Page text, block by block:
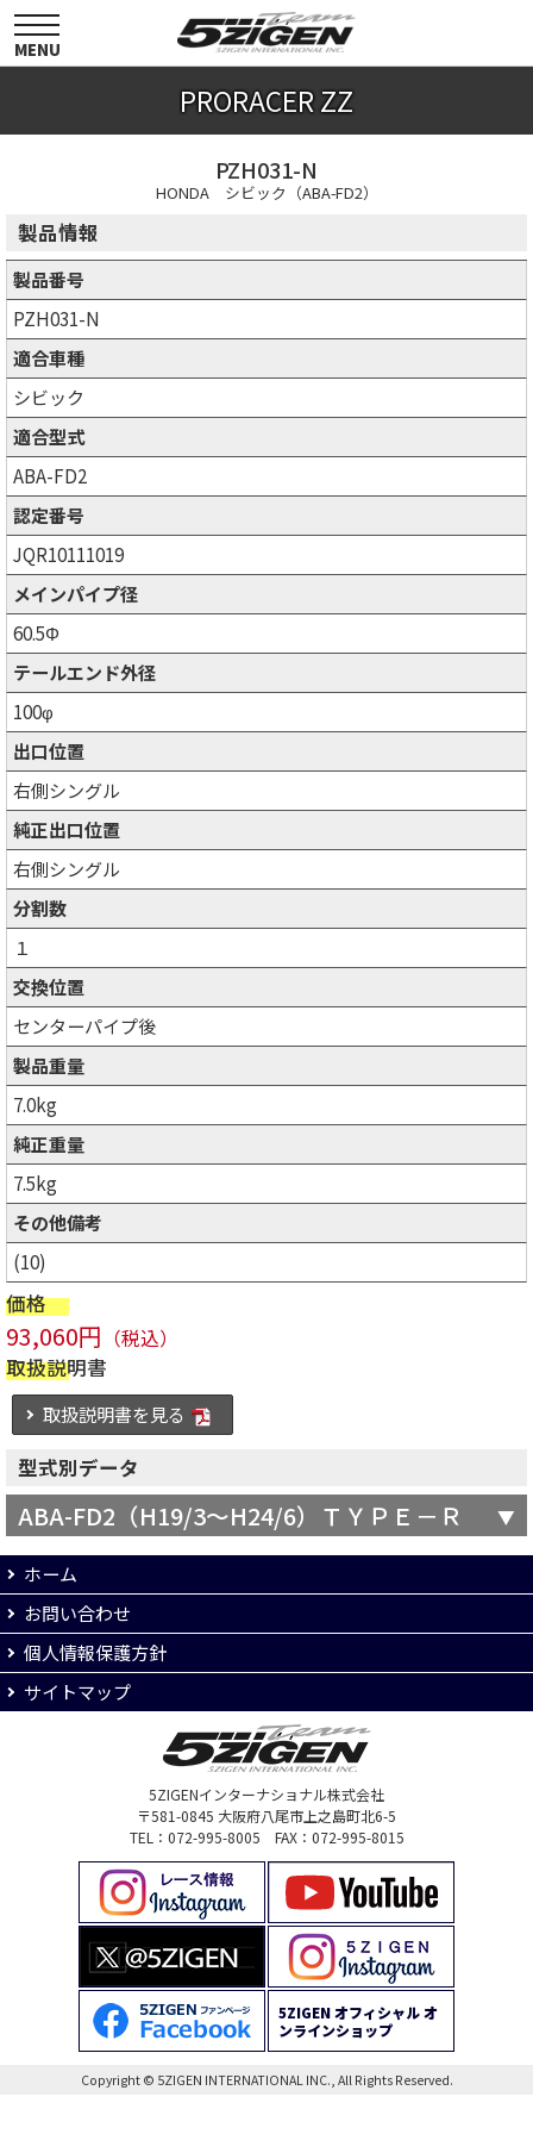
toggle
navigation
MENU
PRORACER ZZ
PZH031-N
HONDA シビック（ABA-FD2）
製品情報
製品番号
PZH031-N
適合車種
シビック
適合型式
ABA-FD2
認定番号
JQR10111019
メインパイプ径
60.5Φ
テールエンド外径
100φ
出口位置
右側シングル
純正出口位置
右側シングル
分割数
１
交換位置
センターパイプ後
製品重量
7.0kg
純正重量
7.5kg
その他備考
(10)
価格
93,060円 （税込）
取扱説明書
取扱説明書を見る
型式別データ
ABA-FD2（H19/3～H24/6）ＴＹＰＥ－Ｒ
ホーム
お問い合わせ
個人情報保護方針
サイトマップ
5ZIGENインターナショナル株式会社
〒581-0845 大阪府八尾市上之島町北6-5
TEL：072-995-8005 FAX：072-995-8015
5ZIGEN オフィシャル オ
ンラインショップ
Copyright © 5ZIGEN INTERNATIONAL INC., All Rights Reserved.